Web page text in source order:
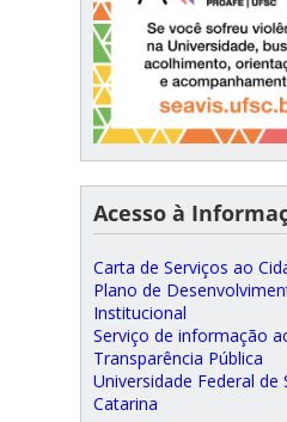
Acesso à
Carta de Serviços ao
Plano de
Institucional
Serviço de informação
Transparência Pública
Universidade Federal de
Catarina